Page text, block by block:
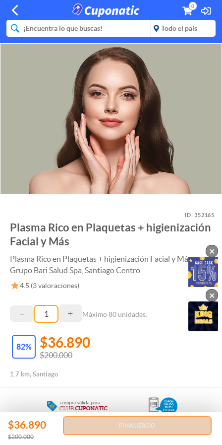
0
ID:352165
Plasma Rico en Plaquetas + higienización
Facial y Más
Plasma Rico en Plaquetas + higienización Facial y Más en
Grupo Bari Salud Spa, Santiago Centro
4.5 (3 valoraciones)
– + Máximo 80 unidades.
82% $36.890
$200.000
1.7 km, Santiago
Regala esta Experiencia
$36.890
$200.000
FINALIZADO
×
×